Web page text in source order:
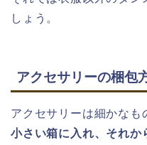
しょう。
アクセサリーの梱包
アクセサリーは細かなも
小さい箱に入れ、それか